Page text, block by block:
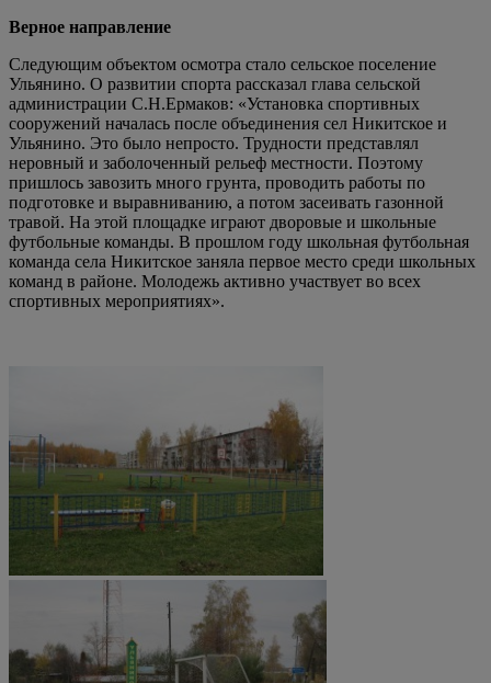
Верное направление
Следующим объектом осмотра стало сельское поселение
Ульянино. О развитии спорта рассказал глава сельской
администрации С.Н.Ермаков: «Установка спортивных
сооружений началась после объединения сел Никитское и
Ульянино. Это было непросто. Трудности представлял
неровный и заболоченный рельеф местности. Поэтому
пришлось завозить много грунта, проводить работы по
подготовке и выравниванию, а потом засеивать газонной
травой. На этой площадке играют дворовые и школьные
футбольные команды. В прошлом году школьная футбольная
команда села Никитское заняла первое место среди школьных
команд в районе. Молодежь активно участвует во всех
спортивных мероприятиях».